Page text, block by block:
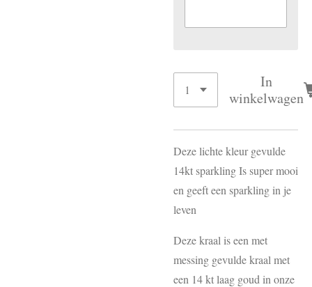
In
winkelwagen
Deze lichte kleur gevulde
14kt sparkling Is super mooi
en geeft een sparkling in je
leven
Deze kraal is een met
messing gevulde kraal met
een 14 kt laag goud in onze